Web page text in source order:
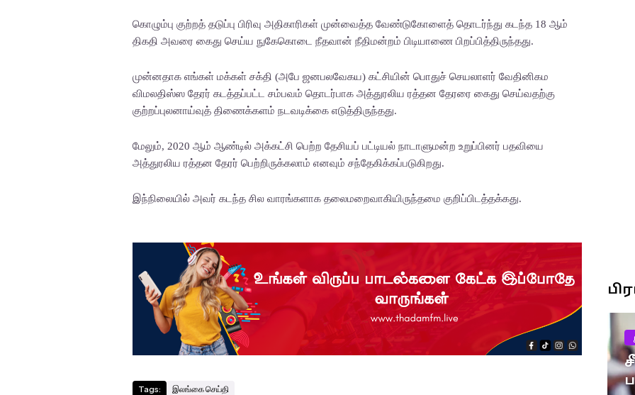
கொழும்பு குற்றத் தடுப்பு பிரிவு அதிகாரிகள் முன்வைத்த வேண்டுகோளைத் தொடர்ந்து கடந்த 18 ஆம்
திகதி அவரை கைது செய்ய நுகேகொடை நீதவான் நீதிமன்றம் பிடியாணை பிறப்பித்திருந்தது.
முன்னதாக எங்கள் மக்கள் சக்தி (அபே ஜனபலவேகய) கட்சியின் பொதுச் செயலாளர் வேதினிகம
விமலதிஸ்ஸ தேரர் கடத்தப்பட்ட சம்பவம் தொடர்பாக அத்துரலிய ரத்தன தேரரை கைது செய்வதற்கு
குற்றப்புலனாய்வுத் திணைக்களம் நடவடிக்கை எடுத்திருந்தது.
மேலும், 2020 ஆம் ஆண்டில் அக்கட்சி பெற்ற தேசியப் பட்டியல் நாடாளுமன்ற உறுப்பினர் பதவியை
அத்துரலிய ரத்தன தேரர் பெற்றிருக்கலாம் எனவும் சந்தேகிக்கப்படுகிறது.
இந்நிலையில் அவர் கடந்த சில வாரங்களாக தலைமறைவாகியிருந்தமை குறிப்பிடத்தக்கது.
Tags: இலங்கை செய்தி